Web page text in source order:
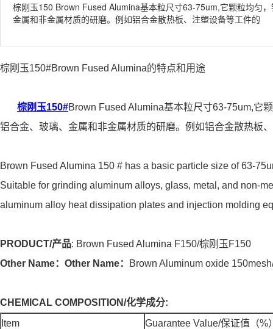
棕刚玉150 Brown Fused Alumina基本粒尺寸63-75um,它颗粒均匀
金属和非金属材质的研磨。例如铝合金散热板、注塑设备等工件的
棕刚玉150#Brown Fused Alumina的特点和用途
棕刚玉150#Brown Fused Alumina基本粒尺寸63-75um,它
铝合金、玻璃、金属和非金属材质的研磨。例如铝合金散热板
Brown Fused Alumina 150 # has a basic particle size of 63-
Suitable for grinding aluminum alloys, glass, metal, and non-
aluminum alloy heat dissipation plates and injection molding
PRODUCT/产品: Brown Fused Alumina F150/棕刚玉F150
Other Name：Other Name：
Brown Aluminum oxide
CHEMICAL COMPOSITION/化学成分:
Item
Guarantee Value/保证值（%